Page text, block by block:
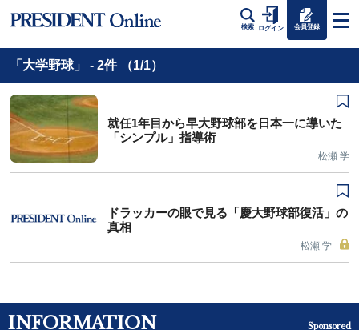
検索 ログイン 会員登録
「大学野球」 - 2件 （1/1）
就任1年目から早大野球部を日本一に導いた
「シンプル」指導術
松瀬 学
ドラッカーの眼で見る「慶大野球部復活」の
真相
松瀬 学
INFORMATION Sponsored